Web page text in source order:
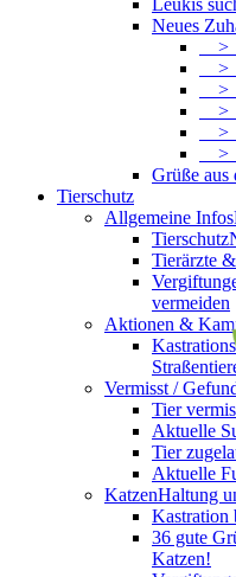
Leukis
Neues
>
>
>
>
>
>
Grüße aus
Tierschutz
Allgemeine Infos
Tierschutz
Tierärzte
vermeiden
Aktionen &
Vermisst /
Tier
Aktuelle
Tier
Aktuelle
KatzenHaltung
Kastration
36 gute
Katzen!